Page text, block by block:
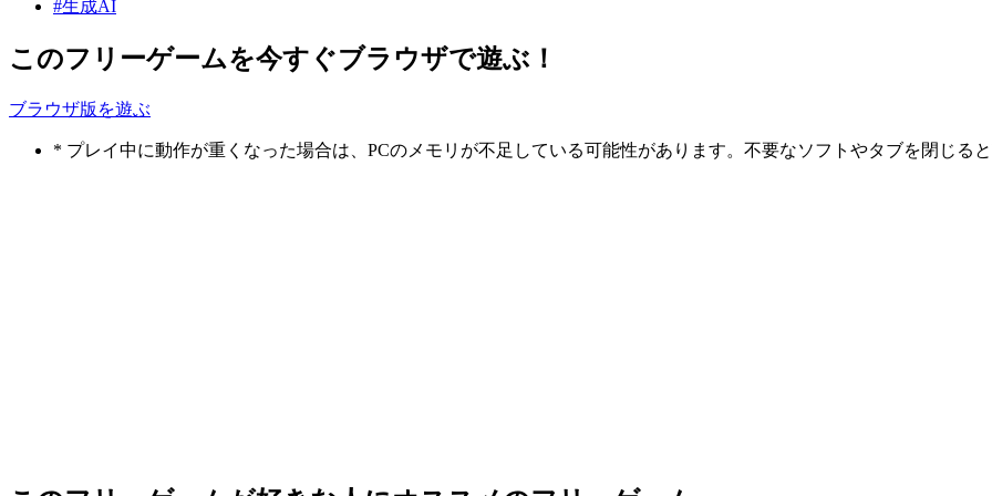
#生成AI
このフリーゲームを今すぐブラウザで遊ぶ！
ブラウザ版を遊ぶ
* プレイ中に動作が重くなった場合は、PCのメモリが不足している可能性があります。不要なソフトやタブを閉じると